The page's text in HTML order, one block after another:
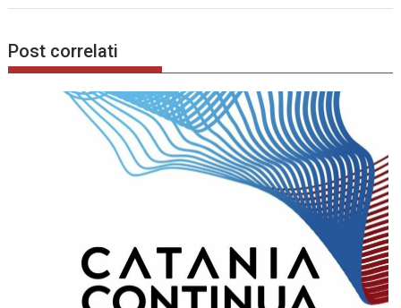
Post correlati